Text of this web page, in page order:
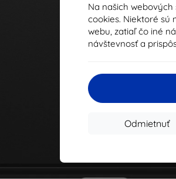
Na našich
cookies. Niektoré sú
webu, zatiaľ čo iné
návštevnosť a
Odmietnuť